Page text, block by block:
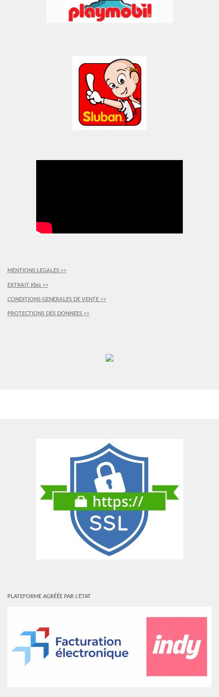
MENTIONS LEGALES >>
EXTRAIT Kbis >>
CONDITIONS GENERALES DE VENTE >>
PROTECTIONS DES DONNEES >>
PLATEFORME AGRÉÉE PAR L’ETAT